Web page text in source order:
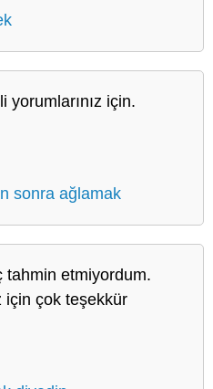
yorumlarınız için.
sonra ağlamak
tahmin etmiyordum.
için çok teşekkür